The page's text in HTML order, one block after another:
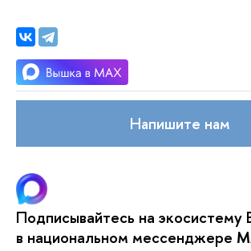
Напишите нам
Подписывайтесь на экосистему
в национальном мессенджере